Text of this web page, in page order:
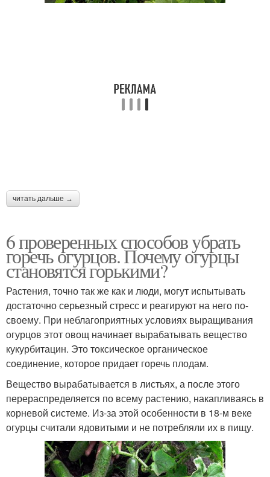
читать дальше →
6 проверенных способов убрать
горечь огурцов. Почему огурцы
становятся горькими?
Растения, точно так же как и люди, могут испытывать
достаточно серьезный стресс и реагируют на него по-
своему. При неблагоприятных условиях выращивания
огурцов этот овощ начинает вырабатывать вещество
кукурбитацин. Это токсическое органическое
соединение, которое придает горечь плодам.
Вещество вырабатывается в листьях, а после этого
перераспределяется по всему растению, накапливаясь в
корневой системе. Из-за этой особенности в 18-м веке
огурцы считали ядовитыми и не потребляли их в пищу.